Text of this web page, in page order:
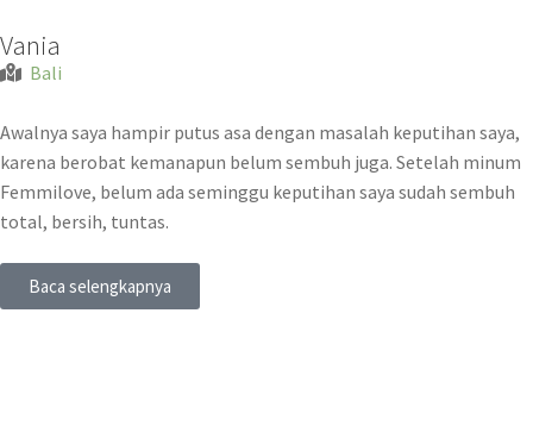
Vania
Bali
Awalnya saya hampir putus asa dengan masalah keputihan saya,
karena berobat kemanapun belum sembuh juga. Setelah minum
Femmilove, belum ada seminggu keputihan saya sudah sembuh
total, bersih, tuntas.
Baca selengkapnya